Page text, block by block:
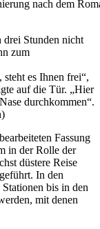
nach dem
drei Stunden nicht
zum
es Ihnen frei“,
auf die Tür. „Hier
durchkommen“.
Fassung
in der Rolle der
düstere Reise
In den
bis in den
mit denen